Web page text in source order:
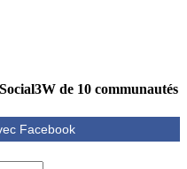
de 10 communautés